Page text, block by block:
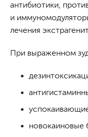
антибиотики,
и
лечения
При выраженном
новокаиновые